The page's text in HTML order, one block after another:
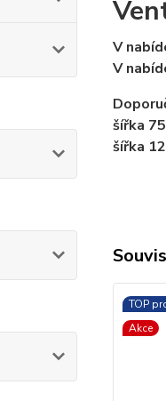
V
V
šířka
šířka
TOP
Akce